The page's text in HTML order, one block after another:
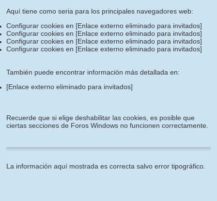
Aquí tiene como seria para los principales navegadores web:
Configurar cookies en [Enlace externo eliminado para invitados]
Configurar cookies en [Enlace externo eliminado para invitados]
Configurar cookies en [Enlace externo eliminado para invitados]
Configurar cookies en [Enlace externo eliminado para invitados]
También puede encontrar información más detallada en:
[Enlace externo eliminado para invitados]
Recuerde que si elige deshabilitar las cookies, es posible que
ciertas secciones de Foros Windows no funcionen correctamente.
La información aquí mostrada es correcta salvo error tipográfico.